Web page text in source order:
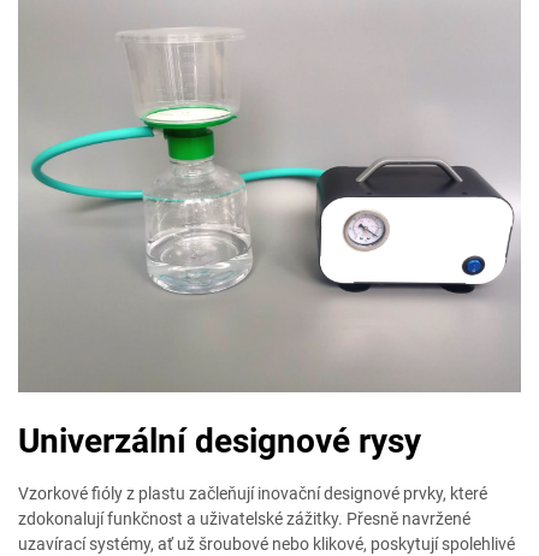
Univerzální designové rysy
Vzorkové fióly z plastu začleňují inovační designové prvky, které
zdokonalují funkčnost a uživatelské zážitky. Přesně navržené
uzavírací systémy, ať už šroubové nebo klikové, poskytují spolehlivé